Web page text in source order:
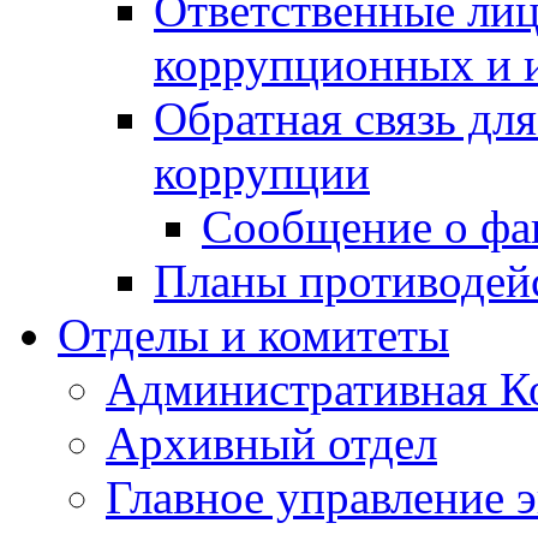
коррупционных и
Обратная связь
коррупции
Сообщение о
Планы
Отделы и комитеты
Административная
Архивный отдел
Главное управление